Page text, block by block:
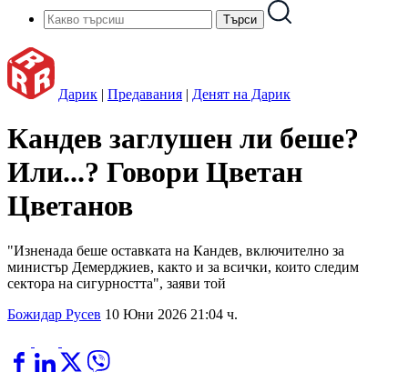
Дарик | Предавания | Денят на Дарик
Кандев заглушен ли беше?
Или...? Говори Цветан
Цветанов
"Изненада беше оставката на Кандев, включително за
министър Демерджиев, както и за всички, които следим
сектора на сигурността", заяви той
Божидар Русев 10 Юни 2026 21:04 ч.